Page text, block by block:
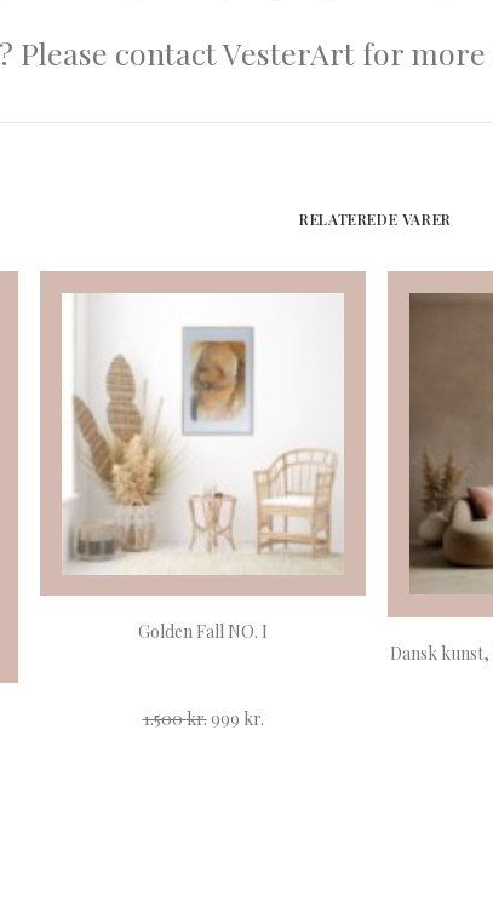
Please contact VesterArt for
RELATEREDE VARER
TILFØJ TIL KURV
Golden Fall NO. I
1.500kr. Den
oprindelige
999 kr.
aktuelle
Dansk